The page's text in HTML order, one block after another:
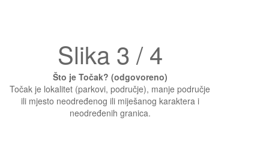
Slika 3 / 4
Što je Točak? (odgovoreno)
Točak je lokalitet (parkovi, područje), manje područje
ili mjesto neodređenog ili miješanog karaktera i
neodređenih granica.